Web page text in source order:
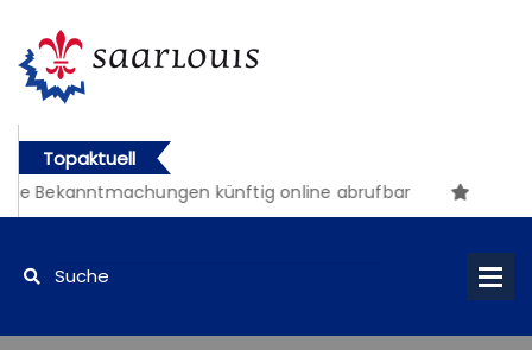
Topaktuell
Bekanntmachungen künftig online abrufbar